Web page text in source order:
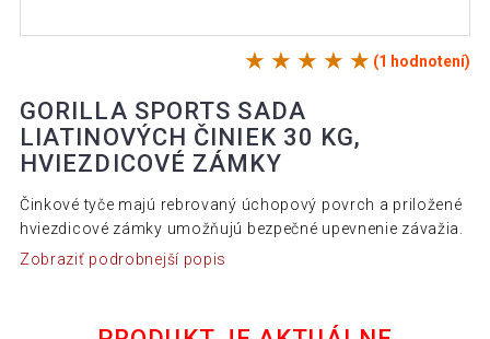
(1 hodnotení)
GORILLA SPORTS SADA
LIATINOVÝCH ČINIEK 30 KG,
HVIEZDICOVÉ ZÁMKY
Činkové tyče majú rebrovaný úchopový povrch a priložené
hviezdicové zámky umožňujú bezpečné upevnenie závažia.
Zobraziť podrobnejší popis